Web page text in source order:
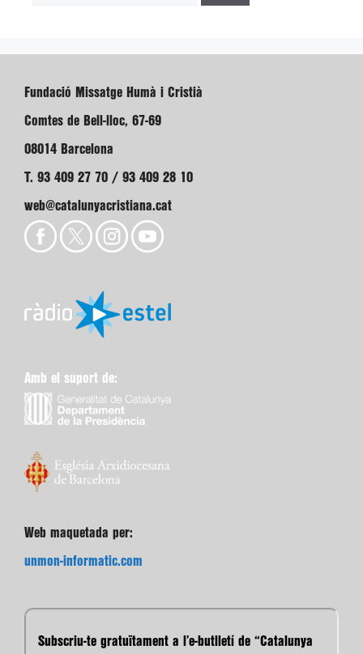
Fundació Missatge Humà i Cristià
Comtes de Bell-lloc, 67-69
08014 Barcelona
T. 93 409 27 70 / 93 409 28 10
web@catalunyacristiana.cat
Amb el suport de:
Web maquetada per:
unmon-informatic.com
Subscriu-te gratuïtament a l’e-butlletí de “Catalunya